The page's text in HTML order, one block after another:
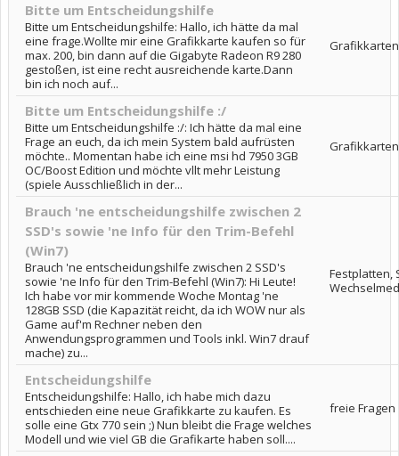
Bitte um Entscheidungshilfe
Bitte um Entscheidungshilfe: Hallo, ich hätte da mal
eine frage.Wollte mir eine Grafikkarte kaufen so für
max. 200, bin dann auf die Gigabyte Radeon R9 280
gestoßen, ist eine recht ausreichende karte.Dann
bin ich noch auf...
Grafikkarten
Bitte um Entscheidungshilfe :/
Bitte um Entscheidungshilfe :/: Ich hätte da mal eine
Frage an euch, da ich mein System bald aufrüsten
möchte.. Momentan habe ich eine msi hd 7950 3GB
OC/Boost Edition und möchte vllt mehr Leistung
(spiele Ausschließlich in der...
Grafikkarten
Brauch 'ne entscheidungshilfe zwischen 2
SSD's sowie 'ne Info für den Trim-Befehl
(Win7)
Brauch 'ne entscheidungshilfe zwischen 2 SSD's
sowie 'ne Info für den Trim-Befehl (Win7): Hi Leute!
Ich habe vor mir kommende Woche Montag 'ne
128GB SSD (die Kapazität reicht, da ich WOW nur als
Game auf'm Rechner neben den
Anwendungsprogrammen und Tools inkl. Win7 drauf
mache) zu...
Festplatten,
Entscheidungshilfe
Entscheidungshilfe: Hallo, ich habe mich dazu
entschieden eine neue Grafikkarte zu kaufen. Es
solle eine Gtx 770 sein ;) Nun bleibt die Frage welches
Modell und wie viel GB die Grafikarte haben soll....
freie Fragen